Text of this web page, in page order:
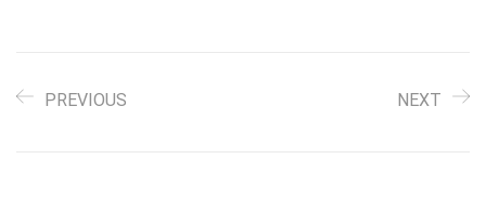
PREVIOUS NEXT